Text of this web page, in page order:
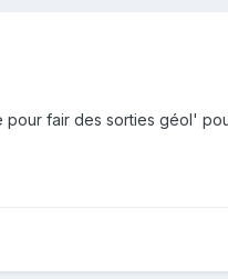
fair des sorties géol'